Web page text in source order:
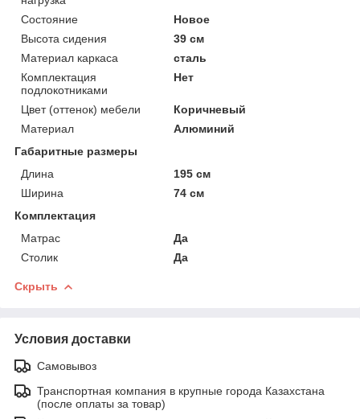
Состояние
Новое
Высота сидения
39 см
Материал каркаса
сталь
Комплектация
подлокотниками
Нет
Цвет (оттенок) мебели
Коричневый
Материал
Алюминий
Габаритные размеры
Длина
195 см
Ширина
74 см
Комплектация
Матрас
Да
Столик
Да
Скрыть
Условия доставки
Самовывоз
Транспортная компания в крупные города Казахстана
(после оплаты за товар)